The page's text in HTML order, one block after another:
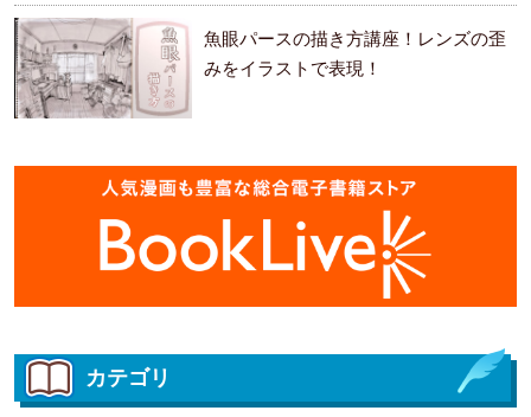
魚眼パースの描き方講座！レンズの歪
みをイラストで表現！
カテゴリ